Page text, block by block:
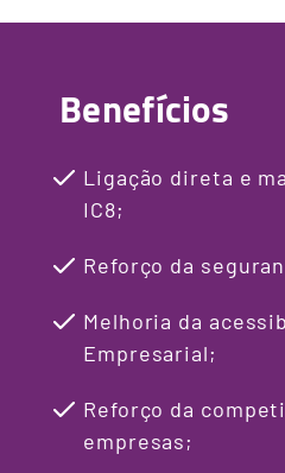
Benefícios
Ligação direta e
IC8;
Reforço da
Melhoria da
Empresarial;
Reforço da
empresas;